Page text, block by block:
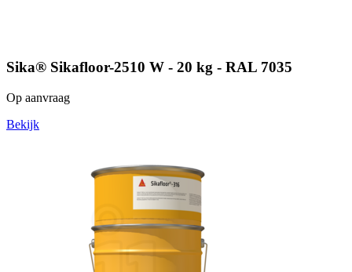
Sika® Sikafloor-2510 W - 20 kg - RAL 7035
Op aanvraag
Bekijk